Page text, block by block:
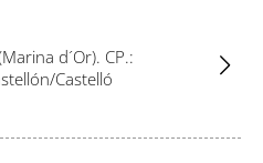
d´Or). CP.:
Castelló